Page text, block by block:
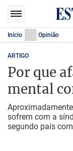
Início Opinião
ARTIGO
Por que
mental
sofrem com a
segundo país